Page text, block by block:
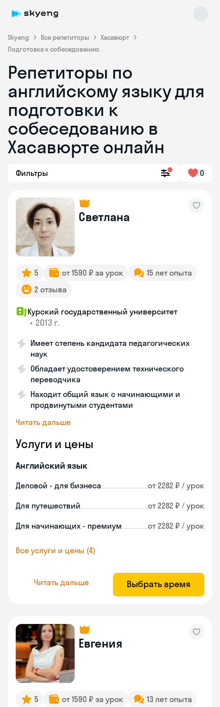
Skyeng Все репетиторы
Хасавюрт
Подготовка к собеседованию
Репетиторы по
английскому языку для
подготовки к
собеседованию в
Хасавюрте онлайн
Фильтры 0
Светлана
5 от 1590 ₽ за урок
15 лет опыта
2 отзыва
Курский государственный университет
• 2013 г.
Имеет степень кандидата педагогических
наук
Обладает удостоверением технического
переводчика
Находит общий язык с начинающими и
продвинутыми студентами
Читать дальше
Услуги и цены
Английский язык
Деловой - для бизнеса от 2282 ₽ / урок
Для путешествий от 2282 ₽ / урок
Для начинающих - премиум от 2282 ₽ / урок
Все услуги и цены (4)
Читать дальше Выбрать время
Евгения
5 от 1590 ₽ за урок
13 лет опыта
Skyeng Chat